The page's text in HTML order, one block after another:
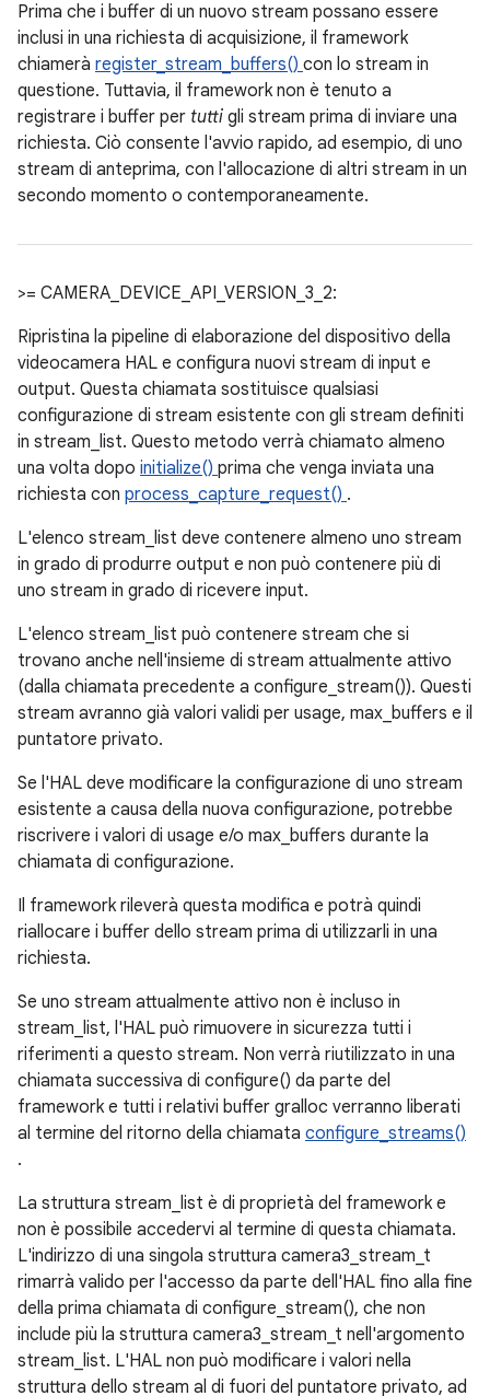
Prima che i buffer di un nuovo stream possano essere
inclusi in una richiesta di acquisizione, il framework
chiamerà register_stream_buffers() con lo stream in
questione. Tuttavia, il framework non è tenuto a
registrare i buffer per tutti gli stream prima di inviare una
richiesta. Ciò consente l'avvio rapido, ad esempio, di uno
stream di anteprima, con l'allocazione di altri stream in un
secondo momento o contemporaneamente.
>= CAMERA_DEVICE_API_VERSION_3_2:
Ripristina la pipeline di elaborazione del dispositivo della
videocamera HAL e configura nuovi stream di input e
output. Questa chiamata sostituisce qualsiasi
configurazione di stream esistente con gli stream definiti
in stream_list. Questo metodo verrà chiamato almeno
una volta dopo initialize() prima che venga inviata una
richiesta con process_capture_request() .
L'elenco stream_list deve contenere almeno uno stream
in grado di produrre output e non può contenere più di
uno stream in grado di ricevere input.
L'elenco stream_list può contenere stream che si
trovano anche nell'insieme di stream attualmente attivo
(dalla chiamata precedente a configure_stream()). Questi
stream avranno già valori validi per usage, max_buffers e il
puntatore privato.
Se l'HAL deve modificare la configurazione di uno stream
esistente a causa della nuova configurazione, potrebbe
riscrivere i valori di usage e/o max_buffers durante la
chiamata di configurazione.
Il framework rileverà questa modifica e potrà quindi
riallocare i buffer dello stream prima di utilizzarli in una
richiesta.
Se uno stream attualmente attivo non è incluso in
stream_list, l'HAL può rimuovere in sicurezza tutti i
riferimenti a questo stream. Non verrà riutilizzato in una
chiamata successiva di configure() da parte del
framework e tutti i relativi buffer gralloc verranno liberati
al termine del ritorno della chiamata configure_streams()
.
La struttura stream_list è di proprietà del framework e
non è possibile accedervi al termine di questa chiamata.
L'indirizzo di una singola struttura camera3_stream_t
rimarrà valido per l'accesso da parte dell'HAL fino alla fine
della prima chiamata di configure_stream(), che non
include più la struttura camera3_stream_t nell'argomento
stream_list. L'HAL non può modificare i valori nella
struttura dello stream al di fuori del puntatore privato, ad